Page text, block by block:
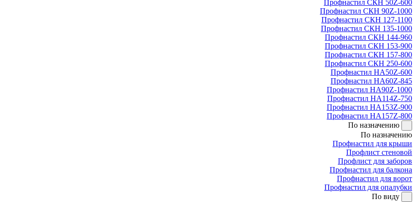
Профнастил СКН 50Z-600
Профнастил СКН 90Z-1000
Профнастил СКН 127-1100
Профнастил СКН 135-1000
Профнастил СКН 144-960
Профнастил СКН 153-900
Профнастил СКН 157-800
Профнастил СКН 250-600
Профнастил НА50Z-600
Профнастил НА60Z-845
Профнастил НА90Z-1000
Профнастил НА114Z-750
Профнастил НА153Z-900
Профнастил НА157Z-800
По назначению
По назначению
Профнастил для крыши
Профлист стеновой
Профлист для заборов
Профнастил для балкона
Профнастил для ворот
Профнастил для опалубки
По виду